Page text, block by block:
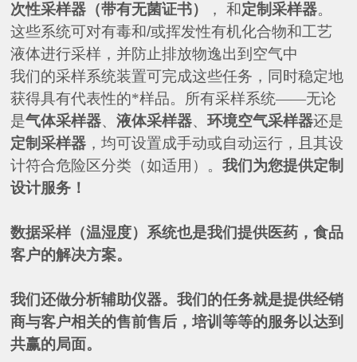
次性采样器（带有无菌证书）
， 和定制采样器。
这些系统可对有毒和/或挥发性有机化合物和工艺
液体进行采样 ， 并防止排放物逸出到空气中
我们的采样系统装置可完成这些任务 ， 同时稳定地
获得具有代表性的*样品。所有采样系统——无论
是气体采样器、液体采样器、环境空气采样器还是
定制采样器 ，均可设置成手动或自动运行 ，
且其设
计符合危险区分类 （如适用 ） 。我们为您提供定制
设计服务 ！
数据采样（温湿度）系统也是我们提供医药，食品
客户的解决方案。
我们还做分析辅助仪器。我们的任务就是提供经销
商与客户相关的售前售后，培训等等的服务以达到
共赢的局面。